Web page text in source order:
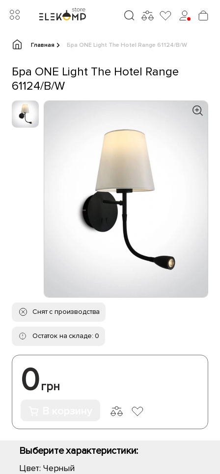
Главная Бра ONE Light The Hotel Range 61124/B/W
Бра ONE Light The Hotel Range
61124/B/W
Снят с производства
Остаток на складе: 0
0грн
Выберите характеристики:
Цвет: Черный